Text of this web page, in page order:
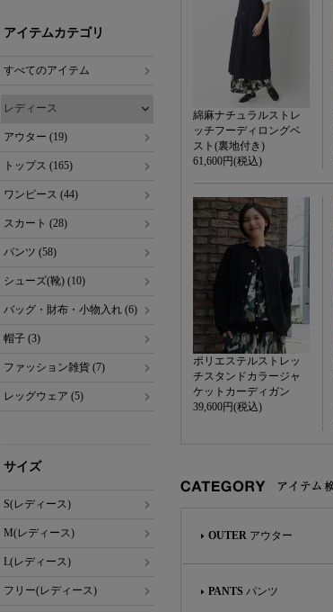
綿麻ナチュラルストレ
ッチフーディロングベ
スト(裏地付き)
61,600円(税込)
ポリエステルストレッ
チスタンドカラージャ
ケットカーディガン
39,600円(税込)
OUTER アウター
PANTS パンツ
アイテムカテゴリ
すべてのアイテム
レディース
アウター (19)
トップス (165)
ワンピース (44)
スカート (28)
パンツ (58)
シューズ(靴) (10)
バッグ・財布・小物入れ (6)
帽子 (3)
ファッション雑貨 (7)
レッグウェア (5)
サイズ
S(レディース)
M(レディース)
L(レディース)
フリー(レディース)